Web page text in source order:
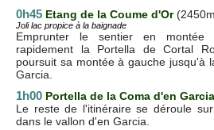
0h45 Etang de la Coume d'Or
Joli lac propice à la baignade
Emprunter le sentier en
rapidement la Portella de Cortal
poursuit sa montée à gauche jusqu'à
Garcia.
1h00 Portella de la Coma d'en Garcia
Le reste de l'itinéraire se déroule
dans le vallon d'en Garcia.